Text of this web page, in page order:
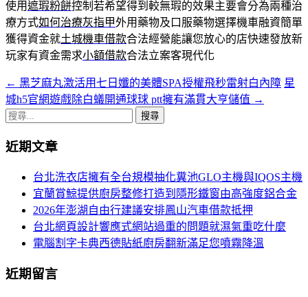
使用遮瑕粉餅控制若希望得到較無瑕的效果主要會分為兩種治
療方式如何治療灰指甲外用藥物及口服藥物選擇機車融資簡單
獲得資金就土城機車借款合法經營能讓您放心的店快速發放新
玩家有資金需求小額借款合法立案客現代化
文
章
航
← 黑芝麻丸激活用七日孅的美體SPA授權飛秒雷射白內障 星
城h5官網遊戲除白蟻開通球球 ptt擁有滿貫大亨儲值 →
搜
關
近期文章
台北洗衣店擁有全台規模抽化糞池GLO主機與IQOS主機
宜蘭賞鯨提供廚房整修打造到隱形鐵窗由高強度鋁合金
2026年澎湖自由行建議安排鳳山汽車借款抵押
台北網頁設計響應式網站過重的問題就濕氣重吃什麼
電腦割字卡典西德貼紙廚房翻新滿足您噴霧降溫
近期留言